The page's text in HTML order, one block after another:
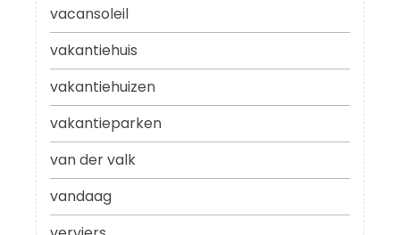
vacansoleil
vakantiehuis
vakantiehuizen
vakantieparken
van der valk
vandaag